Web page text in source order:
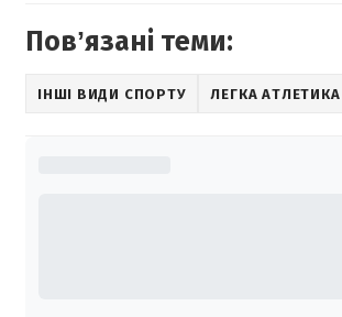
Повʼязані теми:
ІНШІ ВИДИ СПОРТУ ЛЕГКА АТЛЕТИКА